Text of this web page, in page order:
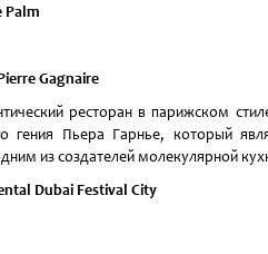
Palm
Gagnaire
ресторан в парижском
гения Пьера Гарнье, который
из создателей молекулярной
Dubai Festival City